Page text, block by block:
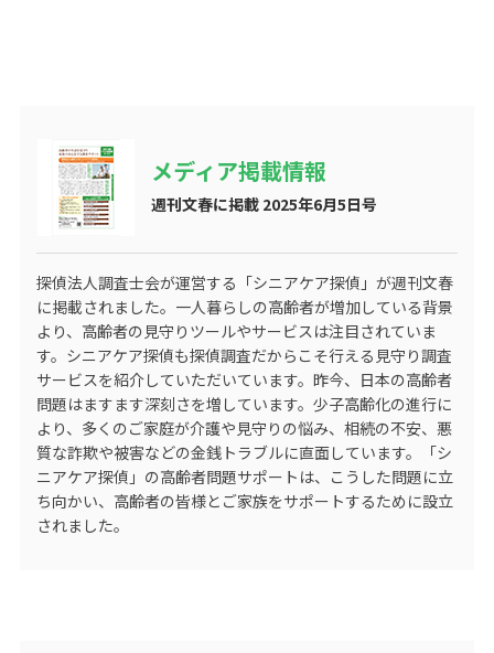
メディア掲載情報
週刊文春に掲載 2025年6月5日号
探偵法人調査士会が運営する 「シニアケア探偵」 が週刊文春
に掲載されました。一人暮らしの高齢者が増加している背景
より、高齢者の見守りツールやサービスは注目されていま
す。シニアケア探偵も探偵調査だからこそ行える見守り調査
サービスを紹介していただいています。昨今、日本の高齢者
問題はますます深刻さを増しています。少子高齢化の進行に
より、多くのご家庭が介護や見守りの悩み、相続の不安、悪
質な詐欺や被害などの金銭トラブルに直面しています。「シ
ニアケア探偵」の高齢者問題サポートは、こうした問題に立
ち向かい、高齢者の皆様とご家族をサポートするために設立
されました。